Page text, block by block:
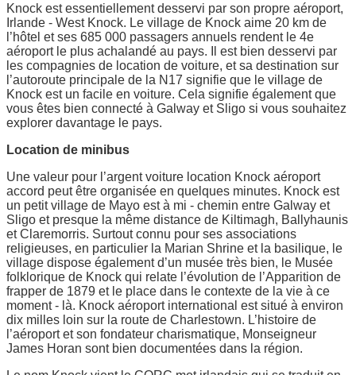
Knock est essentiellement desservi par son propre aéroport,
Irlande - West Knock. Le village de Knock aime 20 km de
l’hôtel et ses 685 000 passagers annuels rendent le 4e
aéroport le plus achalandé au pays. Il est bien desservi par
les compagnies de location de voiture, et sa destination sur
l’autoroute principale de la N17 signifie que le village de
Knock est un facile en voiture. Cela signifie également que
vous êtes bien connecté à Galway et Sligo si vous souhaitez
explorer davantage le pays.
Location de minibus
Une valeur pour l’argent voiture location Knock aéroport
accord peut être organisée en quelques minutes. Knock est
un petit village de Mayo est à mi - chemin entre Galway et
Sligo et presque la même distance de Kiltimagh, Ballyhaunis
et Claremorris. Surtout connu pour ses associations
religieuses, en particulier la Marian Shrine et la basilique, le
village dispose également d’un musée très bien, le Musée
folklorique de Knock qui relate l’évolution de l’Apparition de
frapper de 1879 et le place dans le contexte de la vie à ce
moment - là. Knock aéroport international est situé à environ
dix milles loin sur la route de Charlestown. L’histoire de
l’aéroport et son fondateur charismatique, Monseigneur
James Horan sont bien documentées dans la région.